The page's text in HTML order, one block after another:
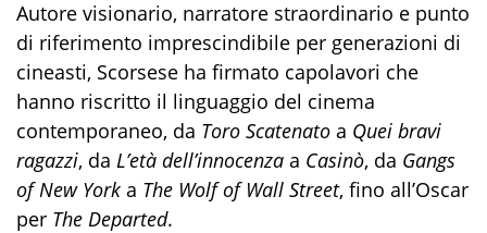
Autore visionario, narratore straordinario e punto
di riferimento imprescindibile per generazioni di
cineasti, Scorsese ha firmato capolavori che
hanno riscritto il linguaggio del cinema
contemporaneo, da Toro Scatenato a Quei bravi
ragazzi, da L’età dell’innocenza a Casinò, da Gangs
of New York a The Wolf of Wall Street, fino all’Oscar
per The Departed.